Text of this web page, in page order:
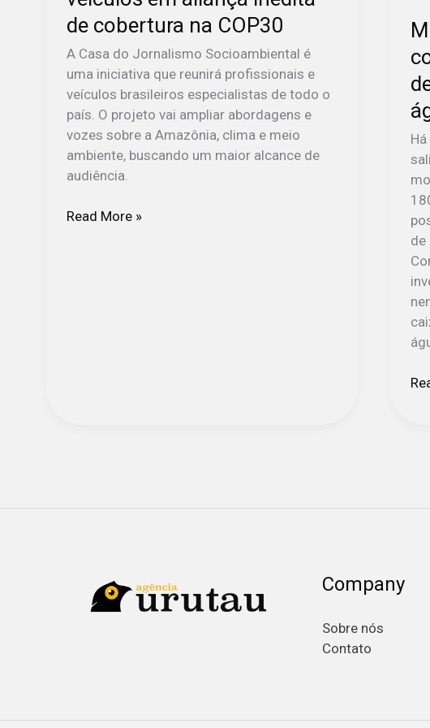
de cobertura na COP30
A Casa do Jornalismo Socioambiental é
uma iniciativa que reunirá profissionais e
veículos brasileiros especialistas de todo o
país. O projeto vai ampliar abordagens e
vozes sobre a Amazônia, clima e meio
ambiente, buscando um maior alcance de
audiência.
na
COP30
Read More »
de
no
Company
Sobre nós
Contato